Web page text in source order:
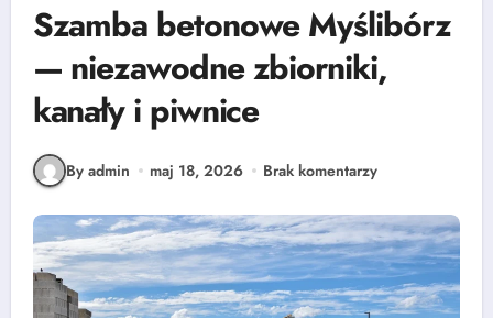
Szamba betonowe Myślibórz
— niezawodne zbiorniki,
kanały i piwnice
By admin maj 18, 2026 Brak komentarzy